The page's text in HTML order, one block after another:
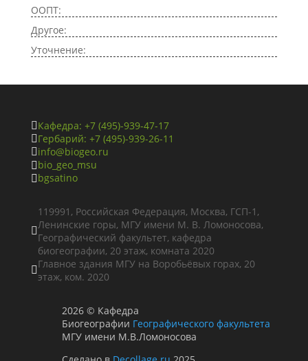
ООПТ:
Другое:
Уточнение:
Кафедра: +7 (495)-939-47-17
Гербарий: +7 (495)-939-26-11
info@biogeo.ru
bio_geo_msu
bgsatino

119991, Российская Федерация, Москва, ГСП-1,
Ленинские горы, МГУ имени М. В. Ломоносова,
Географический факультет, кафедра
биогеографии, 20 этаж, комната 2020
Главное здания МГУ на Воробьёвых горах, 20
этаж, ком. 2020
2026 © Кафедра
Биогеографии Географического факультета
МГУ имени М.В.Ломоносова